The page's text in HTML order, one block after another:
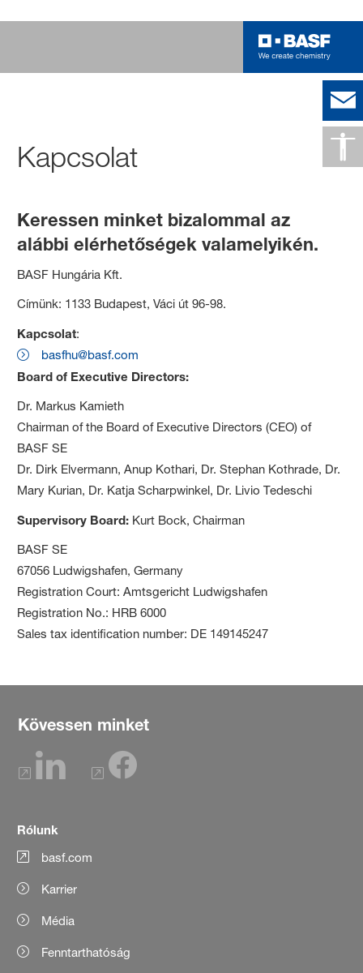
Kapcsolat
Keressen minket bizalommal az
alábbi elérhetőségek valamelyikén.
BASF Hungária Kft.
Címünk: 1133 Budapest, Váci út 96-98.
Kapcsolat:
basfhu@basf.com
Board of Executive Directors:
Dr. Markus Kamieth
Chairman of the Board of Executive Directors (CEO) of
BASF SE
Dr. Dirk Elvermann, Anup Kothari, Dr. Stephan Kothrade, Dr.
Mary Kurian, Dr. Katja Scharpwinkel, Dr. Livio Tedeschi
Supervisory Board: Kurt Bock, Chairman
BASF SE
67056 Ludwigshafen, Germany
Registration Court: Amtsgericht Ludwigshafen
Registration No.: HRB 6000
Sales tax identification number: DE 149145247
Kövessen minket
Rólunk
basf.com
Karrier
Média
Fenntarthatóság